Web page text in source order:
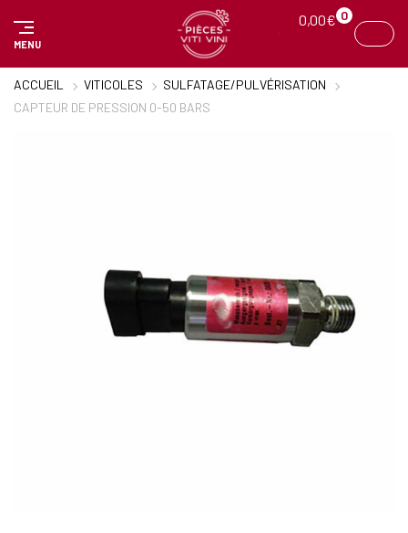
MENU
0,00€ 0
ACCUEIL VITICOLES
SULFATAGE/PULVÉRISATION
CAPTEUR DE PRESSION 0-50 BARS
Panneau de gestion des cookies